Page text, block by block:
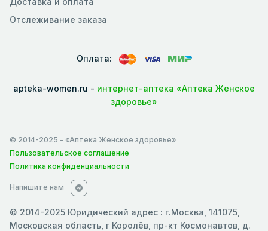
Отслеживание заказа
Оплата:
apteka-women.ru - интернет-аптека «Аптека Женское
здоровье»
© 2014-2025 - «Аптека Женское здоровье»
Пользовательское соглашение
Политика конфиденциальности
Напишите нам
© 2014-2025 Юридический адрес : г.Москва, 141075,
Московская область, г Королёв, пр-кт Космонавтов, д.